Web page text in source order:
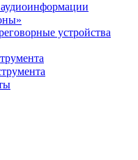
устройства